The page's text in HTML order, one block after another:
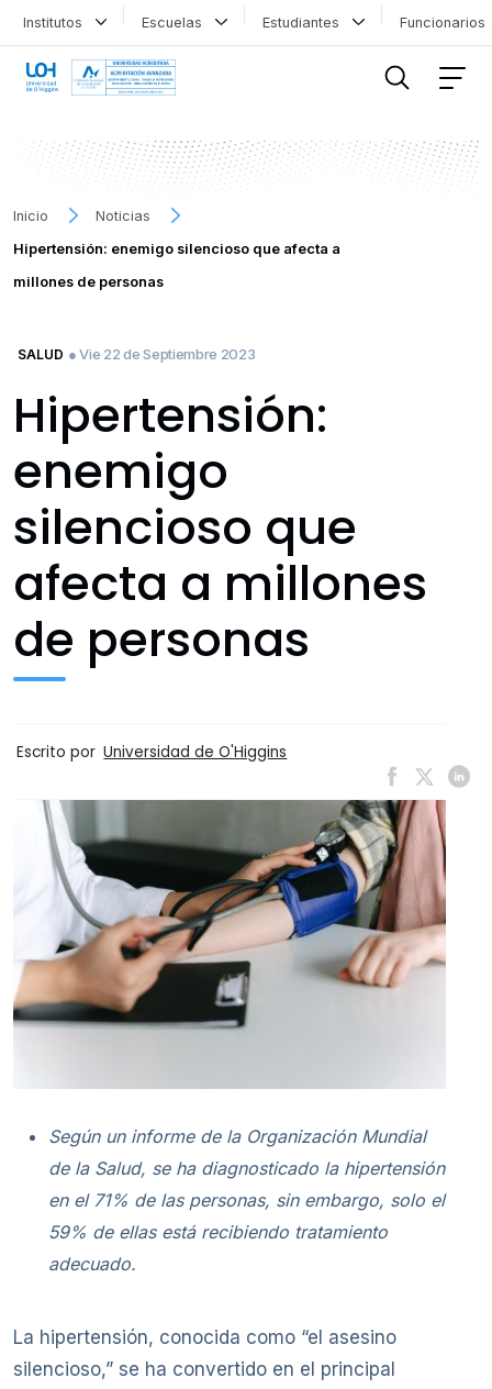
Institutos Escuelas Estudiantes
Inicio
Noticias
Hipertensión: enemigo silencioso que afecta a
millones de personas
SALUD ● Vie 22 de Septiembre 2023
Hipertensión:
enemigo
silencioso que
afecta a millones
de personas
Escrito por Universidad de O'Higgins
Según un informe de la Organización Mundial
de la Salud, se ha diagnosticado la hipertensión
en el 71% de las personas, sin embargo, solo el
59% de ellas está recibiendo tratamiento
adecuado.
La hipertensión, conocida como “el asesino
silencioso,” se ha convertido en el principal